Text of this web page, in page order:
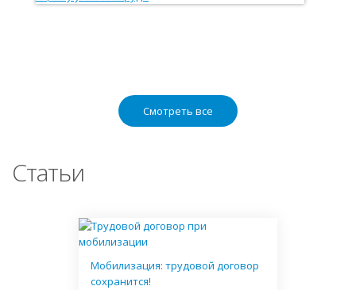
Смотреть все
Статьи
Мобилизация: трудовой договор
сохранится!